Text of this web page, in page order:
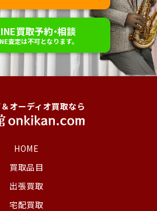
買取予約・相談
査定は不可となります。
オーディオ買取なら
HOME
買取品目
出張買取
宅配買取